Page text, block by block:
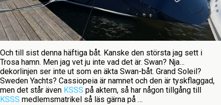
Och till sist denna häftiga båt. Kanske den största jag sett i
Trosa hamn. Men jag vet ju inte vad det är. Swan? Nja…
dekorlinjen ser inte ut som en äkta Swan-båt. Grand Soleil?
Sweden Yachts? Cassiopeia är namnet och den är tyskflaggad,
men det står även KSSS på aktern, så har någon tillgång till
KSSS medlemsmatrikel så läs gärna på …